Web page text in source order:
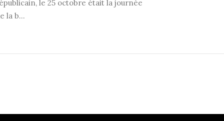
le 25 octobre était la journée
la b...